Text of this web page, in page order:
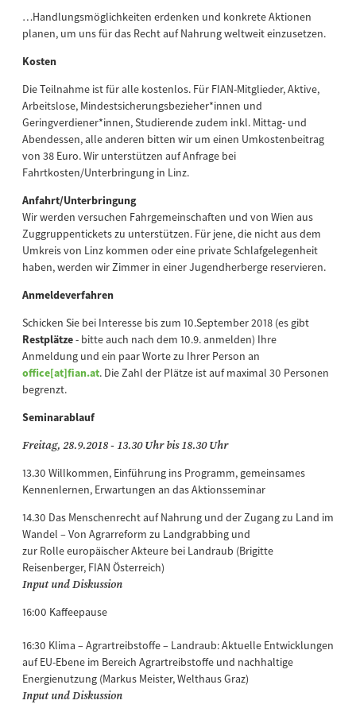
…Handlungsmöglichkeiten erdenken und konkrete Aktionen
planen, um uns für das Recht auf Nahrung weltweit einzusetzen.
Kosten
Die Teilnahme ist für alle kostenlos. Für FIAN-Mitglieder, Aktive,
Arbeitslose, Mindestsicherungsbezieher*innen und
Geringverdiener*innen, Studierende zudem inkl. Mittag- und
Abendessen, alle anderen bitten wir um einen Umkostenbeitrag
von 38 Euro. Wir unterstützen auf Anfrage bei
Fahrtkosten/Unterbringung in Linz.
Anfahrt/Unterbringung
Wir werden versuchen Fahrgemeinschaften und von Wien aus
Zuggruppentickets zu unterstützen. Für jene, die nicht aus dem
Umkreis von Linz kommen oder eine private Schlafgelegenheit
haben, werden wir Zimmer in einer Jugendherberge reservieren.
Anmeldeverfahren
Schicken Sie bei Interesse bis zum 10.September 2018 (es gibt
Restplätze- bitte auch nach dem 10.9. anmelden) Ihre
Anmeldung und ein paar Worte zu Ihrer Person an
office[at]fian.at. Die Zahl der Plätze ist auf maximal 30 Personen
begrenzt.
Seminarablauf
Freitag, 28.9.2018 - 13.30 Uhr bis 18.30 Uhr
13.30 Willkommen, Einführung ins Programm, gemeinsames
Kennenlernen, Erwartungen an das Aktionsseminar
14.30 Das Menschenrecht auf Nahrung und der Zugang zu Land im
Wandel – Von Agrarreform zu Landgrabbing und
zur Rolle europäischer Akteure bei Landraub (Brigitte
Reisenberger, FIAN Österreich)
Input und Diskussion
16:00 Kaffeepause
16:30 Klima – Agrartreibstoffe – Landraub: Aktuelle Entwicklungen
auf EU-Ebene im Bereich Agrartreibstoffe und nachhaltige
Energienutzung (Markus Meister, Welthaus Graz)
Input und Diskussion